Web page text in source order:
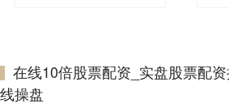
在线10倍股票配资_实盘股票配
线操盘